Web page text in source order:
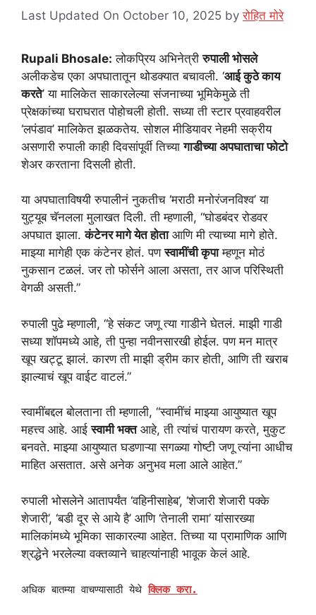
Last Updated On October 10, 2025 byरोहित मोरे
Rupali Bhosale: लोकप्रिय अभिनेत्रीरुपाली भोसले
अलीकडेच एका अपघातातून थोडक्यात बचावली. ‘आई कुठे काय
करते’ या मालिकेत साकारलेल्या संजनाच्या भूमिकेमुळे ती
प्रेक्षकांच्या घराघरात पोहोचली होती. सध्या ती स्टार प्रवाहवरील
‘लपंडाव’ मालिकेत झळकतेय. सोशल मीडियावर नेहमी सक्रीय
असणारी रुपाली काही दिवसांपूर्वी तिच्यागाडीच्या अपघाताचा फोटो
शेअर करताना दिसली होती.
या अपघाताविषयी रुपालीनं नुकतीच ‘मराठी मनोरंजनविश्व’ या
युट्यूब चॅनलला मुलाखत दिली. ती म्हणाली, “घोडबंदर रोडवर
अपघात झाला.कंटेनर मागे येत होताआणि मी त्याच्या मागे होते.
माझ्या मागेही एक कंटेनर होतं. पणस्वामींची कृपाम्हणून मोठं
नुकसान टळलं. जर तो फोर्सने आला असता, तर आज परिस्थिती
वेगळी असती.”
रुपाली पुढे म्हणाली, “हे संकट जणू त्या गाडीने घेतलं. माझी गाडी
सध्या शॉपमध्ये आहे, ती पुन्हा नवीनसारखी होईल. पण मन मात्र
खूप खट्टू झालं. कारण ती माझी ड्रीम कार होती, आणि ती खराब
झाल्याचं खूप वाईट वाटलं.”
स्वामींबद्दल बोलताना ती म्हणाली, “स्वामींचं माझ्या आयुष्यात खूप
महत्त्व आहे. आईस्वामी भक्तआहे, ती त्यांचं पारायण करते, मुकुट
बनवते. माझ्या आयुष्यात घडणाऱ्या सगळ्या गोष्टी जणू त्यांना आधीच
माहित असतात. असे अनेक अनुभव मला आले आहेत.”
रुपाली भोसलेने आतापर्यंत ‘वहिनीसाहेब’, ‘शेजारी शेजारी पक्के
शेजारी’, ‘बडी दूर से आये है’ आणि ‘तेनाली रामा’ यांसारख्या
मालिकांमध्ये भूमिका साकारल्या आहेत. तिच्या या प्रामाणिक आणि
श्रद्धेने भरलेल्या वक्तव्याने चाहत्यांनाही भावूक केलं आहे.
अधिक बातम्या वाचण्यासाठी येथेक्लिक करा.